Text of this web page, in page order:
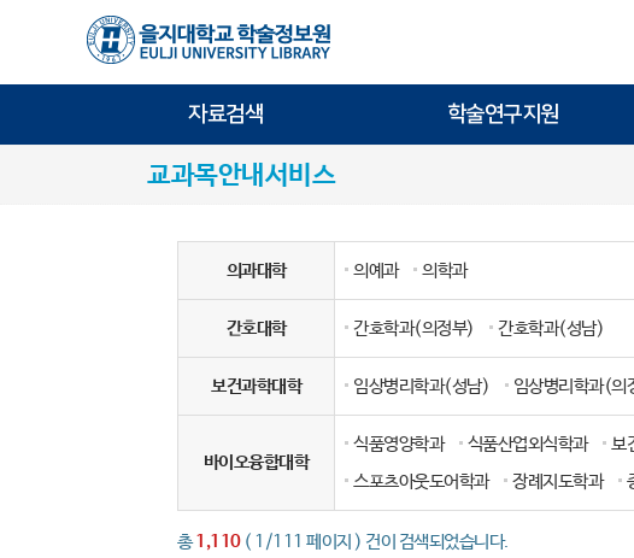
자료검색 학술연구지원
교과목안내서비스
의과대학 의예과 의학과
간호대학 간호학과(의정부) 간호학과(성남)
보건과학대학 임상병리학과(성남) 임상병리학과(의
바이오융합대학
식품영양학과 식품산업외식학과 보
스포츠아웃도어학과
장례지도학과
총1,110( 1/111 페이지 ) 건이 검색되었습니다.